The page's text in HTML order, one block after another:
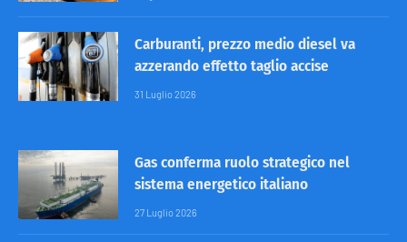
Carburanti, prezzo medio diesel va
azzerando effetto taglio accise
31 Luglio 2026
Gas conferma ruolo strategico nel
sistema energetico italiano
27 Luglio 2026